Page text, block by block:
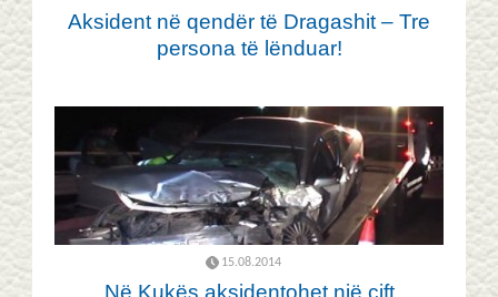
Aksident në qendër të Dragashit – Tre
persona të lënduar!
15.08.2014
Në Kukës aksidentohet një çift